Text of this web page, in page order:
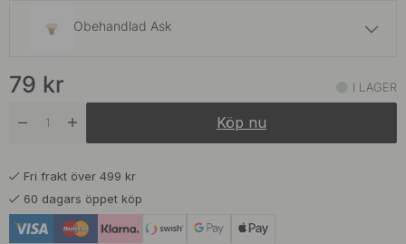
Obehandlad Ask
I lager
79 kr I LAGER
Köp nu
Fri frakt över 499 kr
60 dagars öppet köp